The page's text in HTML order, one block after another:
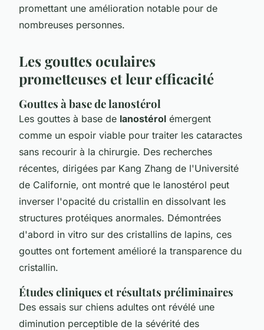
promettant une amélioration notable pour de
nombreuses personnes.
Les gouttes oculaires
prometteuses et leur efficacité
Gouttes à base delanostérol
Les gouttes à base de lanostérol émergent
comme un espoir viable pour traiter les cataractes
sans recourir à la chirurgie. Des recherches
récentes, dirigées par Kang Zhang de l'Université
de Californie, ont montré que le lanostérol peut
inverser l'opacité du cristallin en dissolvant les
structures protéiques anormales. Démontrées
d'abord in vitro sur des cristallins de lapins, ces
gouttes ont fortement amélioré la transparence du
cristallin.
Études cliniques et résultats préliminaires
Des essais sur chiens adultes ont révélé une
diminution perceptible de la sévérité des